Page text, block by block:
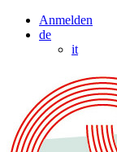
Anmelden
de
it